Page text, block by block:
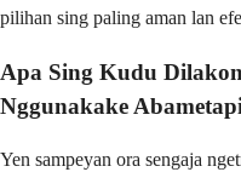
pilihan sing paling aman lan
Apa Sing Kudu
Nggunakake
Yen sampeyan ora sengaja